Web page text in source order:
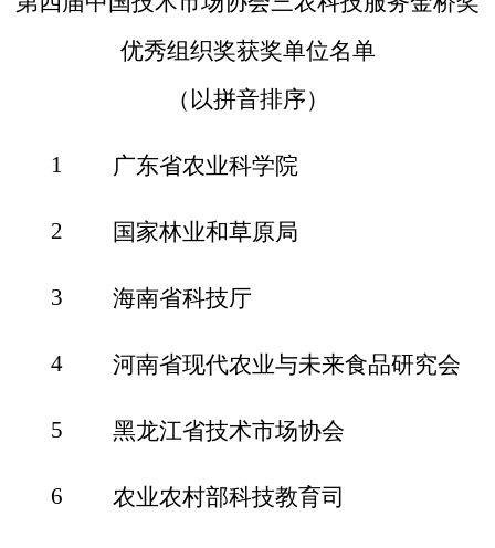
优秀组织奖获奖单位名单
（以拼音排序）
1 广东省农业科学院
2 国家林业和草原局
3 海南省科技厅
4 河南省现代农业与未来食品研究会
5 黑龙江省技术市场协会
6 农业农村部科技教育司